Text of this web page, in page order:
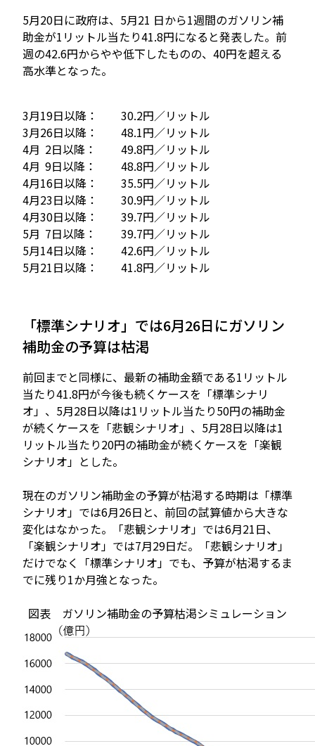
5月20日に政府は、5月21 日から1週間のガソリン補
助金が1リットル当たり41.8円になると発表した。前
週の42.6円からやや低下したものの、40円を超える
高水準となった。
3月19日以降：
30.2円／リットル
3月26日以降：
48.1円／リットル
4月 2日以降：
49.8円／リットル
4月 9日以降：
48.8円／リットル
4月16日以降：
35.5円／リットル
4月23日以降：
30.9円／リットル
4月30日以降：
39.7円／リットル
5月 7日以降：
39.7円／リットル
5月14日以降：
42.6円／リットル
5月21日以降：
41.8円／リットル
「標準シナリオ」では6月26日にガソリン
補助金の予算は枯渇
前回までと同様に、最新の補助金額である1リットル
当たり41.8円が今後も続くケースを「標準シナリ
オ」、5月28日以降は1リットル当たり50円の補助金
が続くケースを「悲観シナリオ」、5月28日以降は1
リットル当たり20円の補助金が続くケースを「楽観
シナリオ」とした。
現在のガソリン補助金の予算が枯渇する時期は「標準
シナリオ」では6月26日と、前回の試算値から大きな
変化はなかった。「悲観シナリオ」では6月21日、
「楽観シナリオ」では7月29日だ。「悲観シナリオ」
だけでなく「標準シナリオ」でも、予算が枯渇するま
でに残り1か月強となった。
図表 ガソリン補助金の予算枯渇シミュレーション